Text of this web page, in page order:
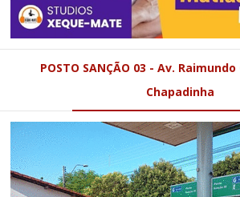
POSTO SANÇÃO 03 - Av.
Chapadinha